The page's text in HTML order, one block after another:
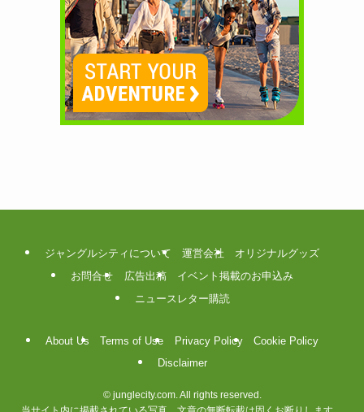
ジャングルシティについて 運営会社
オリジナルグッズ
お問合せ
広告出稿
イベント掲載のお申込み
ニュースレター購読
About Us Terms of Use Privacy Policy
Cookie Policy
Disclaimer
©junglecity.com. All rights reserved.